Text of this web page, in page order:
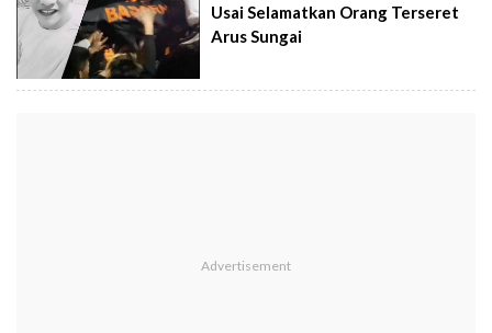
Usai Selamatkan Orang Terseret
Arus Sungai